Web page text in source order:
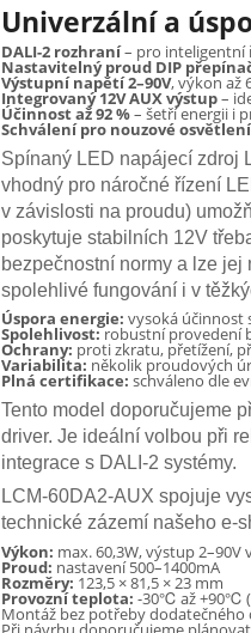
Univerzální a
DALI-2 rozhraní– pro inteligentní
Nastavitelný proud DIP
Výstupní napětí 2–90V, výkon až
Integrovaný 12V AUX výstup–
Účinnost až 92 %– šetří energii i
Schválení pro nouzové osvětlení
Spínaný LED napájecí zdroj
vhodný pro náročné řízení
v závislosti na proudu)
poskytuje stabilních 12V
bezpečnostní normy a lze
spolehlivé fungování i v
Úspora energie: vysoká účinnost
Spolehlivost:robustní provedení
Ochrany: proti zkratu, přetížení,
Variabilita: několik proudových
Plná certifikace: schváleno dle
Tento model doporučujeme
driver. Je ideální volbou při
integrace s DALI-2 systémy.
LCM-60DA2-AUX spojuje
technické zázemí našeho e-
Výkon: max. 60,3W, výstup
Proud: nastavení 500–1400mA
Rozměry: 123,5 × 81,5 × 23 mm
Provozní teplota: -30℃ až +90℃
Montáž bez potřeby